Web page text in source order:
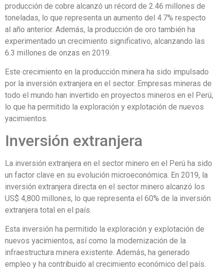
producción de cobre alcanzó un récord de 2.46 millones de
toneladas, lo que representa un aumento del 4.7% respecto
al año anterior. Además, la producción de oro también ha
experimentado un crecimiento significativo, alcanzando las
6.3 millones de onzas en 2019.
Este crecimiento en la producción minera ha sido impulsado
por la inversión extranjera en el sector. Empresas mineras de
todo el mundo han invertido en proyectos mineros en el Perú,
lo que ha permitido la exploración y explotación de nuevos
yacimientos.
Inversión extranjera
La inversión extranjera en el sector minero en el Perú ha sido
un factor clave en su evolución microeconómica. En 2019, la
inversión extranjera directa en el sector minero alcanzó los
US$ 4,800 millones, lo que representa el 60% de la inversión
extranjera total en el país.
Esta inversión ha permitido la exploración y explotación de
nuevos yacimientos, así como la modernización de la
infraestructura minera existente. Además, ha generado
empleo y ha contribuido al crecimiento económico del país.